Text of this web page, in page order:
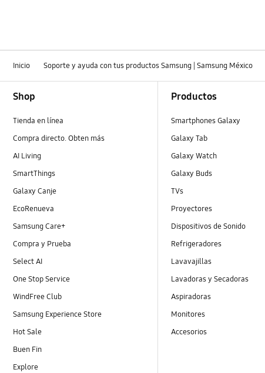
Inicio Soporte y ayuda con tus productos Samsung | Samsung México
Shop
Tienda en línea
Compra directo. Obten más
AI Living
SmartThings
Galaxy Canje
EcoRenueva
Samsung Care+
Compra y Prueba
Select AI
One Stop Service
WindFree Club
Samsung Experience Store
Hot Sale
Buen Fin
Explore
Productos
Smartphones Galaxy
Galaxy Tab
Galaxy Watch
Galaxy Buds
TVs
Proyectores
Dispositivos de Sonido
Refrigeradores
Lavavajillas
Lavadoras y Secadoras
Aspiradoras
Monitores
Accesorios